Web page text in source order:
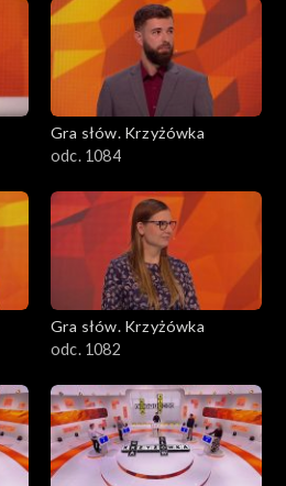
Gra słów. Krzyżówka
odc. 1084
Gra słów. Krzyżówka
odc. 1082